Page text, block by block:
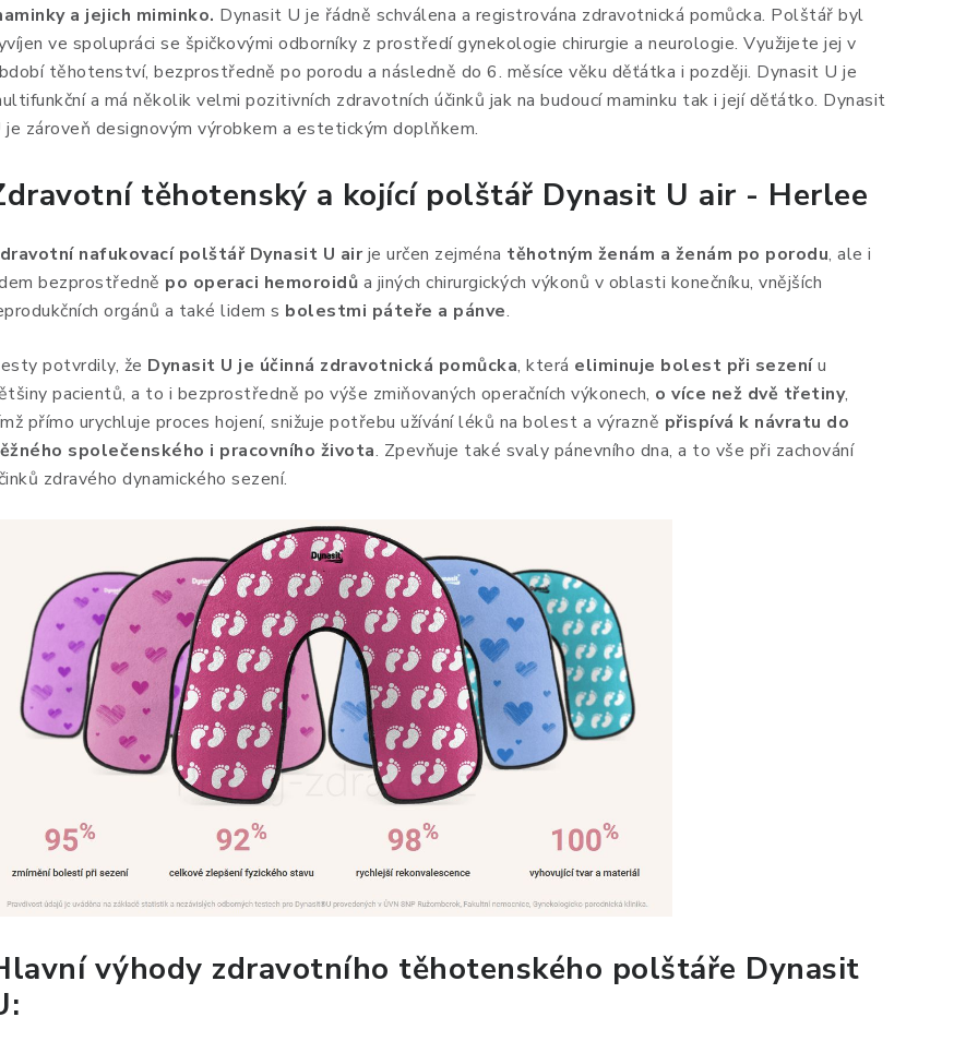
a jejich miminko. Dynasit U je řádně schválena a registrována zdravotnická pomůcka. Polštář byl
ve spolupráci se špičkovými odborníky z prostředí gynekologie chirurgie a neurologie. Využijete jej v
těhotenství, bezprostředně po porodu a následně do 6. měsíce věku děťátka i později. Dynasit U je
a má několik velmi pozitivních zdravotních účinků jak na budoucí maminku tak i její děťátko. Dynasit
je zároveň designovým výrobkem a estetickým doplňkem.
těhotenský a kojící polštář Dynasit U air - Herlee
nafukovací polštář Dynasit U airje určen zejména těhotným ženám a ženám po porodu, ale i
bezprostředně po operaci hemoroidů a jiných chirurgických výkonů v oblasti konečníku, vnějších
orgánů a také lidem s bolestmi páteře a pánve.
potvrdily, že Dynasit U je účinná zdravotnická pomůcka, která eliminuje bolest při sezeníu
pacientů, a to i bezprostředně po výše zmiňovaných operačních výkonech, o více než dvě třetiny,
přímo urychluje proces hojení, snižuje potřebu užívání léků na bolest a výrazně přispívá k návratu do
společenského i pracovního života. Zpevňuje také svaly pánevního dna, a to vše při zachování
zdravého dynamického sezení.
výhody zdravotního těhotenského polštáře Dynasit